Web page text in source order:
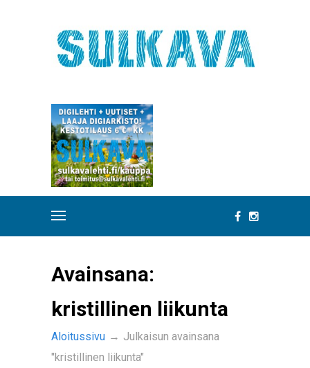
Avainsana:
kristillinen liikunta
Aloitussivu → Julkaisun avainsana
"kristillinen liikunta"